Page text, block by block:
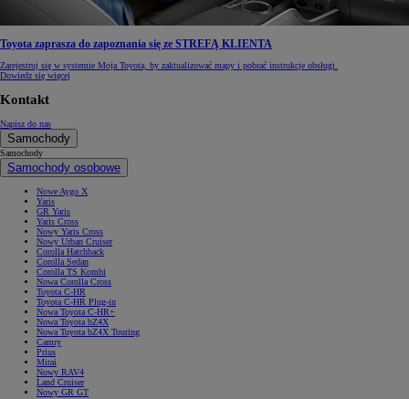
Toyota zaprasza do zapoznania się ze STREFĄ KLIENTA
Zarejestruj się w systemie Moja Toyota, by zaktualizować mapy i pobrać instrukcje obsługi.
Dowiedz się więcej
Kontakt
Napisz do nas
Samochody
Samochody
Samochody osobowe
Nowe Aygo X
Yaris
GR Yaris
Yaris Cross
Nowy Yaris Cross
Nowy Urban Cruiser
Corolla Hatchback
Corolla Sedan
Corolla TS Kombi
Nowa Corolla Cross
Toyota C-HR
Toyota C-HR Plug-in
Nowa Toyota C-HR+
Nowa Toyota bZ4X
Nowa Toyota bZ4X Touring
Camry
Prius
Mirai
Nowy RAV4
Land Cruiser
Nowy GR GT